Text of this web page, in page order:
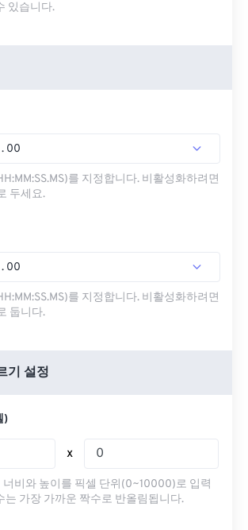
있습니다.
. 00
를 지정합니다. 비활성화하려면
두세요.
. 00
를 지정합니다. 비활성화하려면
둡니다.
기 설정
)
x
너비와 높이를 픽셀 단위(0~10000)로 입력
는 가장 가까운 짝수로 반올림됩니다.